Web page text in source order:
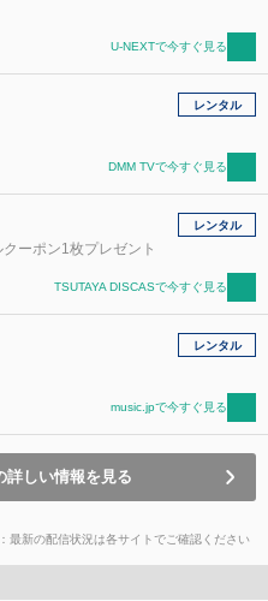
U-NEXTで今すぐ見る
レンタル
DMM TVで今すぐ見る
ーポン1枚プレゼント
レンタル
TSUTAYA DISCASで今すぐ見る
レンタル
music.jpで今すぐ見る
詳しい情報を見る
最新の配信状況は各サイトでご確認ください